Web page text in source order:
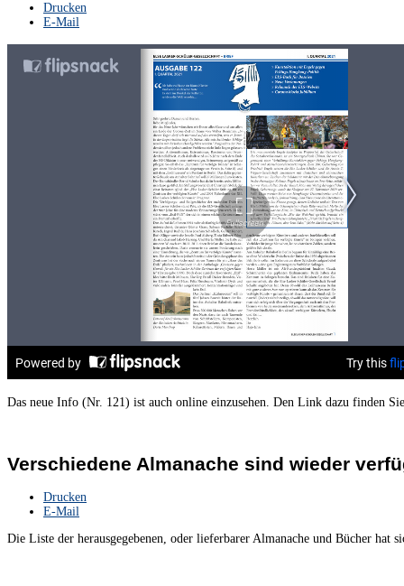
Drucken
E-Mail
Das neue Info (Nr. 121) ist auch online einzusehen. Den Link dazu finden
Verschiedene Almanache sind wieder
Drucken
E-Mail
Die Liste der herausgegebenen, oder lieferbarer Almanache und Bücher hat